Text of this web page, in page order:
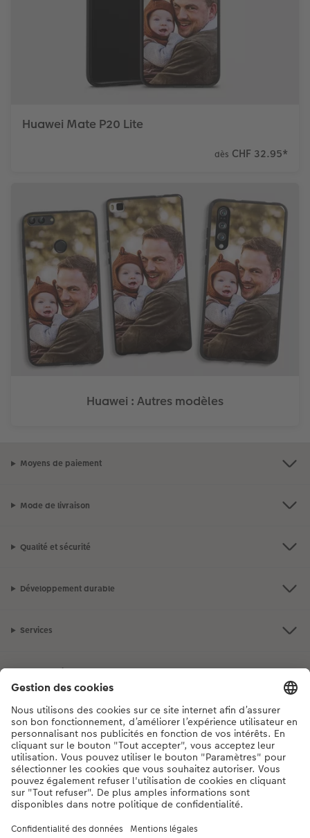
Huawei Mate P20 Lite
dès CHF 32.95*
Huawei : Autres modèles
Moyens de paiement
Mode de livraison
Qualité et sécurité
Développement durable
Services
Photo Service Coop
Assortiment
Notre sélection
Si vous avez des questions concernant nos produits ou votre commande,
n'hésitez pas à nous contacter du lundi au dimanche, de 9h00 à 20h00
20h